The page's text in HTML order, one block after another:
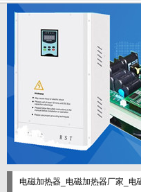
电磁加热器_电磁加热器厂家_电